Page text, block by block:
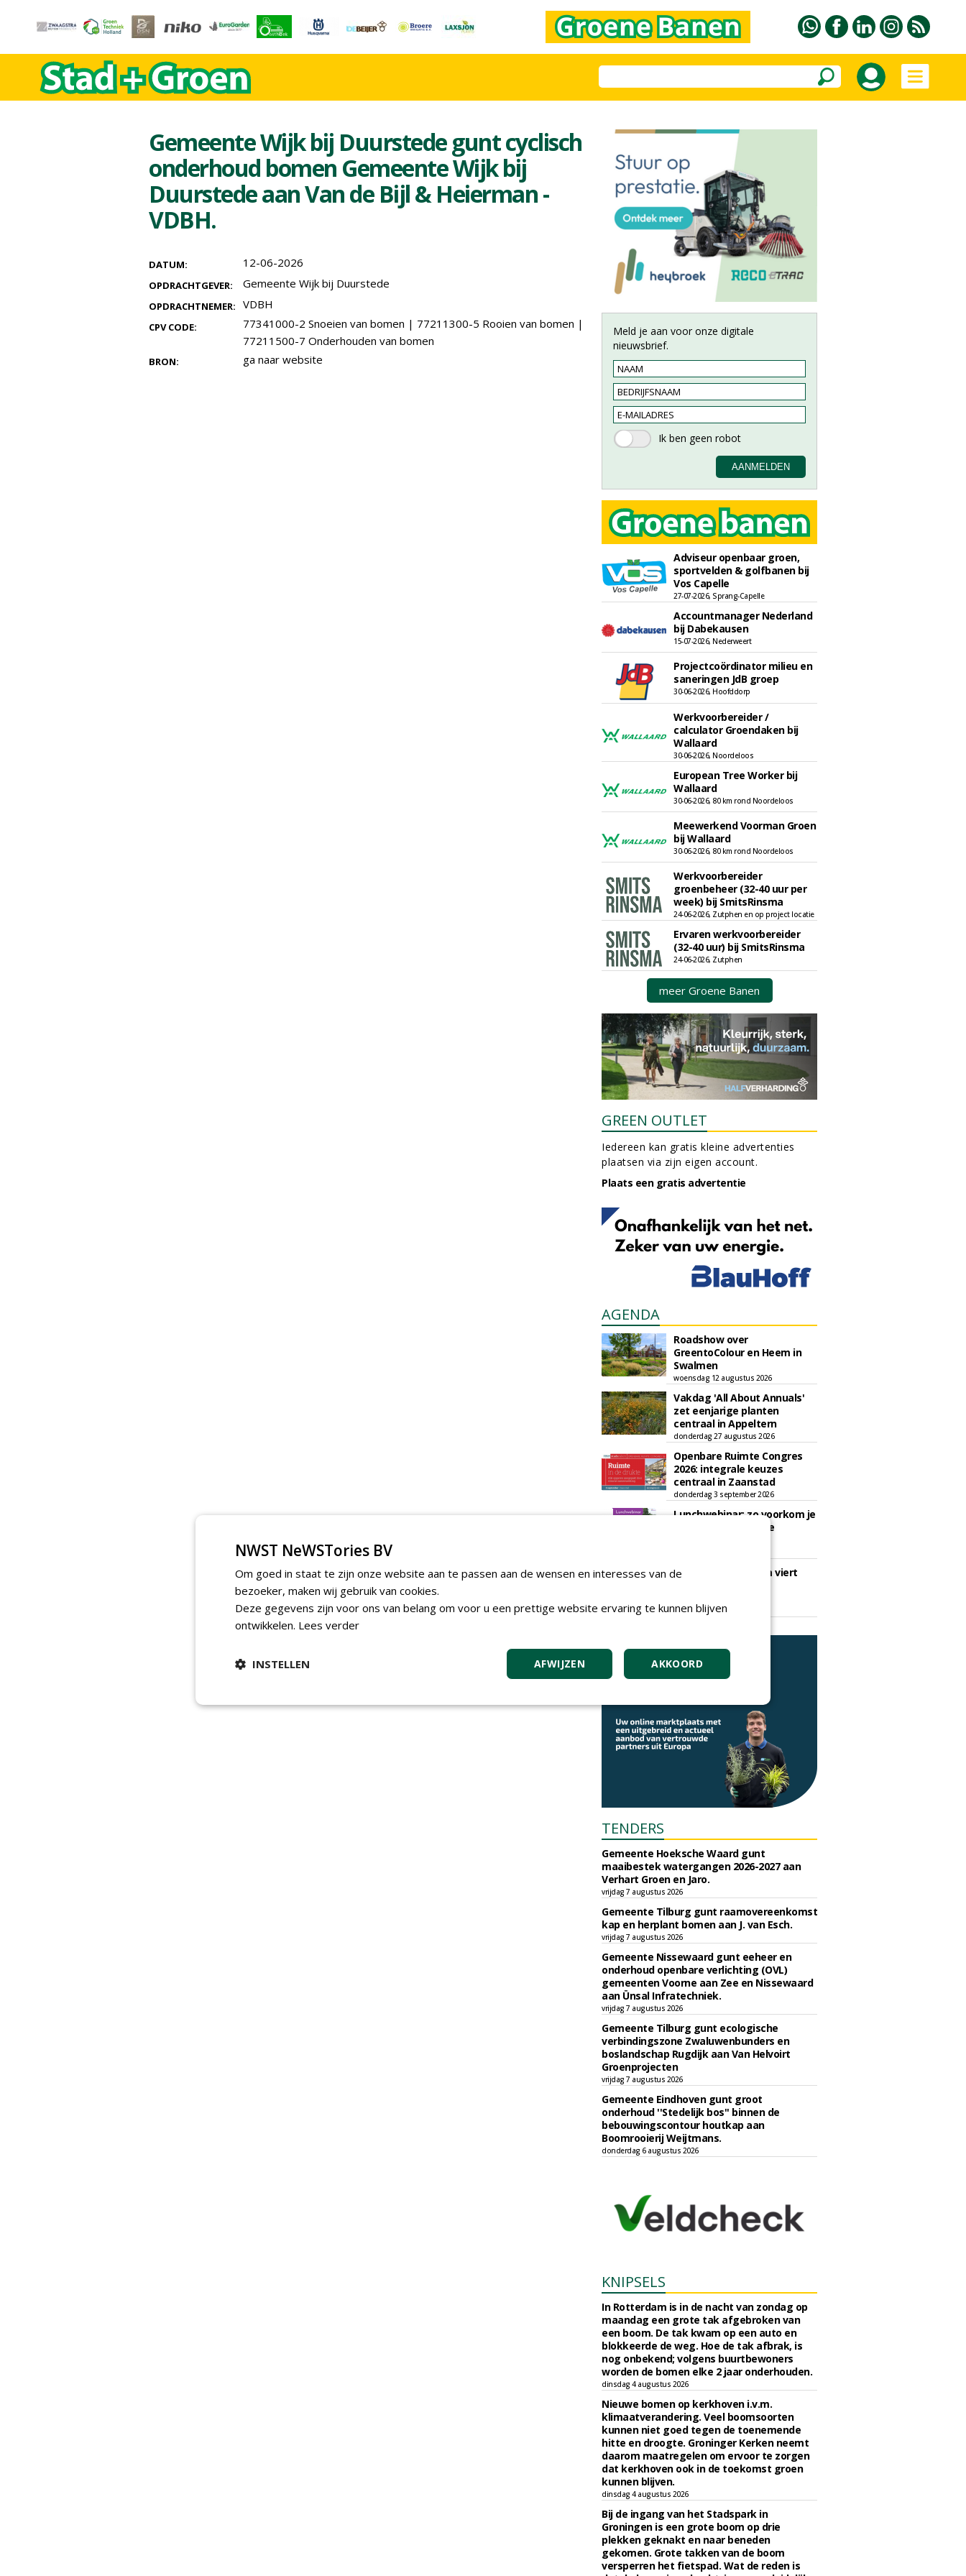
Gemeente Wijk bij Duurstede gunt cyclisch
onderhoud bomen Gemeente Wijk bij
Duurstede aan Van de Bijl & Heierman -
VDBH.
DATUM: 12-06-2026
OPDRACHTGEVER: Gemeente Wijk bij Duurstede
OPDRACHTNEMER: VDBH
CPV CODE: 77341000-2 Snoeien van bomen | 77211300-5 Rooien van bomen |
77211500-7 Onderhouden van bomen
BRON: ga naar website
Meld je aan voor onze digitale
nieuwsbrief.
Adviseur openbaar groen,
sportvelden & golfbanen bij
Vos Capelle
27-07-2026, Sprang-Capelle
Accountmanager Nederland
bij Dabekausen
15-07-2026, Nederweert
Projectcoördinator milieu en
saneringen JdB groep
30-06-2026, Hoofddorp
Werkvoorbereider /
calculator Groendaken bij
Wallaard
30-06-2026, Noordeloos
European Tree Worker bij
Wallaard
30-06-2026, 80 km rond Noordeloos
Meewerkend Voorman Groen
bij Wallaard
30-06-2026, 80 km rond Noordeloos
Werkvoorbereider
groenbeheer (32-40 uur per
week) bij SmitsRinsma
24-06-2026, Zutphen en op project locatie
Ervaren werkvoorbereider
(32-40 uur) bij SmitsRinsma
24-06-2026, Zutphen
meer Groene Banen
GREEN OUTLET
Iedereen kan gratis kleine advertenties
plaatsen via zijn eigen account.
Plaats een gratis advertentie
AGENDA
Roadshow over
GreentoColour en Heem in
Swalmen
woensdag 12 augustus 2026
Vakdag 'All About Annuals'
zet eenjarige planten
centraal in Appeltern
donderdag 27 augustus 2026
Openbare Ruimte Congres
2026: integrale keuzes
centraal in Zaanstad
donderdag 3 september 2026
Lunchwebinar: zo voorkom je
dat natuurinclusieve
Rooftop Symposium viert
vrijdag 18 september 2026
TENDERS
Gemeente Hoeksche Waard gunt
maaibestek watergangen 2026-2027 aan
Verhart Groen en Jaro.
vrijdag 7 augustus 2026
Gemeente Tilburg gunt raamovereenkomst
kap en herplant bomen aan J. van Esch.
vrijdag 7 augustus 2026
Gemeente Nissewaard gunt eeheer en
onderhoud openbare verlichting (OVL)
gemeenten Voorne aan Zee en Nissewaard
aan Ünsal Infratechniek.
vrijdag 7 augustus 2026
Gemeente Tilburg gunt ecologische
verbindingszone Zwaluwenbunders en
boslandschap Rugdijk aan Van Helvoirt
Groenprojecten
vrijdag 7 augustus 2026
Gemeente Eindhoven gunt groot
onderhoud ''Stedelijk bos'' binnen de
bebouwingscontour houtkap aan
Boomrooierij Weijtmans.
donderdag 6 augustus 2026
KNIPSELS
In Rotterdam is in de nacht van zondag op
maandag een grote tak afgebroken van
een boom. De tak kwam op een auto en
blokkeerde de weg. Hoe de tak afbrak, is
nog onbekend; volgens buurtbewoners
worden de bomen elke 2 jaar onderhouden.
dinsdag 4 augustus 2026
Nieuwe bomen op kerkhoven i.v.m.
klimaatverandering. Veel boomsoorten
kunnen niet goed tegen de toenemende
hitte en droogte. Groninger Kerken neemt
daarom maatregelen om ervoor te zorgen
dat kerkhoven ook in de toekomst groen
kunnen blijven.
dinsdag 4 augustus 2026
Bij de ingang van het Stadspark in
Groningen is een grote boom op drie
plekken geknakt en naar beneden
gekomen. Grote takken van de boom
versperren het fietspad. Wat de reden is
NWST NeWSTories BV
Om goed in staat te zijn onze website aan te passen aan de wensen en interesses van de
bezoeker, maken wij gebruik van cookies.
Deze gegevens zijn voor ons van belang om voor u een prettige website ervaring te kunnen blijven
ontwikkelen. Lees verder
AKKOORD
AFWIJZEN
INSTELLEN